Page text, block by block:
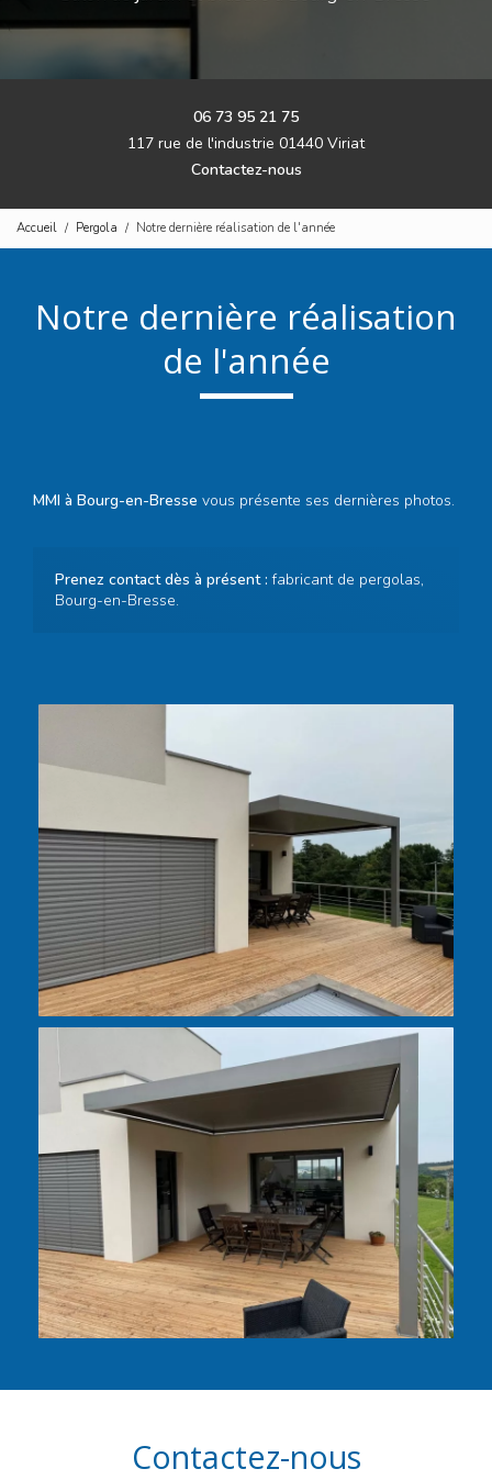
06 73 95 21 75
117 rue de l'industrie 01440 Viriat
Contactez-nous
Accueil Pergola Notre dernière réalisation de l'année
Notre dernière réalisation
de l'année
MMI à Bourg-en-Bresse vous présente ses dernières photos.
Prenez contact dès à présent :fabricant de pergolas,
Bourg-en-Bresse.
Contactez-nous